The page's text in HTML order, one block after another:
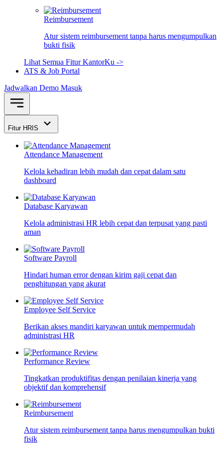
Reimbursement
Atur sistem reimbursement tanpa harus mengumpulkan
bukti fisik
Lihat Semua Fitur KantorKu ->
ATS & Job Portal
Jadwalkan Demo Masuk
Fitur HRIS
Attendance Management
Kelola kehadiran lebih mudah dan cepat dalam satu
dashboard
Database Karyawan
Kelola administrasi HR lebih cepat dan terpusat yang pasti
aman
Software Payroll
Hindari human error dengan kirim gaji cepat dan
penghitungan yang akurat
Employee Self Service
Berikan akses mandiri karyawan untuk mempermudah
administrasi HR
Performance Review
Tingkatkan produktifitas dengan penilaian kinerja yang
objektif dan komprehensif
Reimbursement
Atur sistem reimbursement tanpa harus mengumpulkan bukti
fisik